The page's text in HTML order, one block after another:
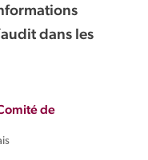
dans les
de